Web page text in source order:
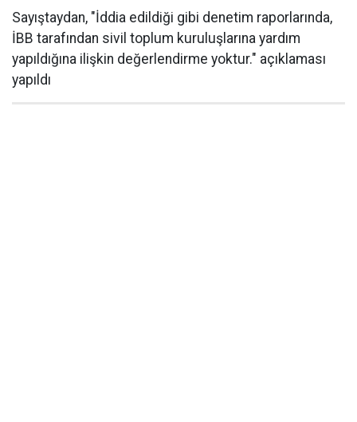
Sayıştaydan, "İddia edildiği gibi denetim raporlarında,
İBB tarafından sivil toplum kuruluşlarına yardım
yapıldığına ilişkin değerlendirme yoktur." açıklaması
yapıldı